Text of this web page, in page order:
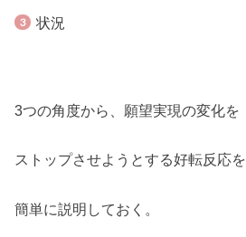
状況
3つの角度から、願望実現の変化を
ストップさせようとする好転反応を
簡単に説明しておく。